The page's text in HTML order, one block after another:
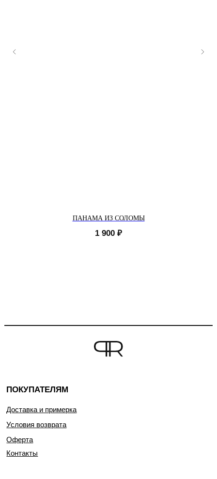
ПАНАМА ИЗ СОЛОМЫ
1 900 ₽
ПОКУПАТЕЛЯМ
Доставка и примерка
Условия возврата
Оферта
Контакты